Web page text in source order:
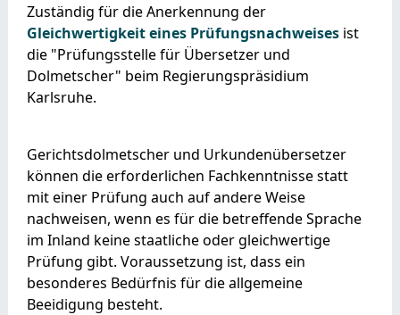
Zuständig für die Anerkennung der
Gleichwertigkeit eines Prüfungsnachweisesist
die "Prüfungsstelle für Übersetzer und
Dolmetscher" beim Regierungspräsidium
Karlsruhe.
Gerichtsdolmetscher und Urkundenübersetzer
können die erforderlichen Fachkenntnisse statt
mit einer Prüfung auch auf andere Weise
nachweisen, wenn es für die betreffende Sprache
im Inland keine staatliche oder gleichwertige
Prüfung gibt. Voraussetzung ist, dass ein
besonderes Bedürfnis für die allgemeine
Beeidigung besteht.